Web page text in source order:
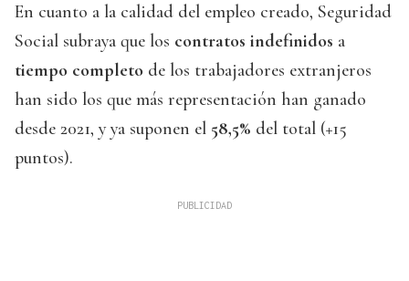
En cuanto a la calidad del empleo creado, Seguridad
Social subraya que los contratos indefinidos a
tiempo completo de los trabajadores extranjeros
han sido los que más representación han ganado
desde 2021, y ya suponen el 58,5% del total (+15
puntos).